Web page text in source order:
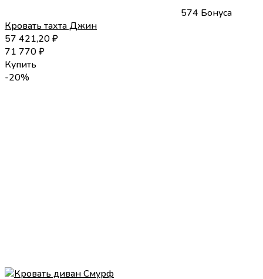
574 Бонуса
Кровать тахта Джин
57 421,20₽
71 770₽
Купить
-20%